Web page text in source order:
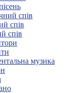
спів
спів
спів
музика